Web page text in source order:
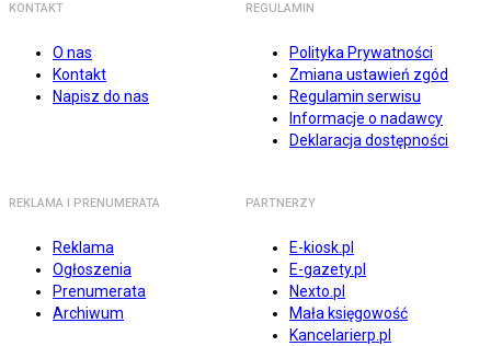
KONTAKT
O nas
Kontakt
Napisz do nas
REGULAMIN
Polityka Prywatności
Zmiana ustawień zgód
Regulamin serwisu
Informacje o nadawcy
Deklaracja dostępności
REKLAMA I PRENUMERATA
Reklama
Ogłoszenia
Prenumerata
Archiwum
PARTNERZY
E-kiosk.pl
E-gazety.pl
Nexto.pl
Mała księgowość
Kancelarierp.pl